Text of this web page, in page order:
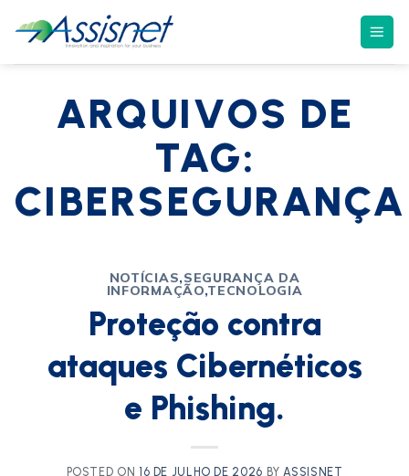
ARQUIVOS DE
TAG:
CIBERSEGURANÇA
NOTÍCIAS,SEGURANÇA DA
INFORMAÇÃO,TECNOLOGIA
Proteção contra
ataques Cibernéticos
e Phishing.
POSTED ON 16 DE JULHO DE 2026 BY ASSISNET